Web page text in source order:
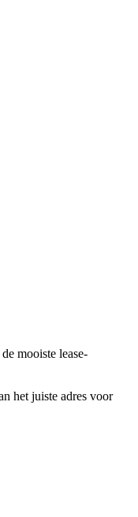
mooiste lease-
het juiste adres voor